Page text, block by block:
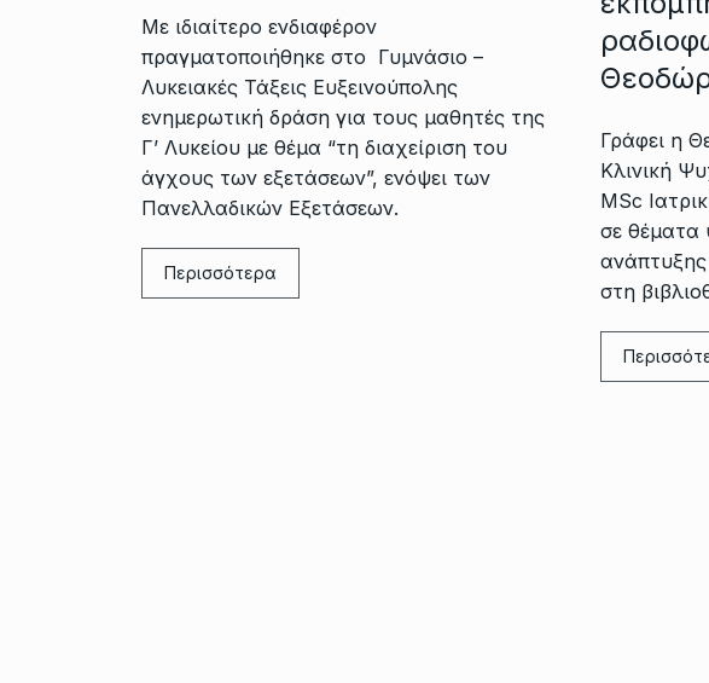
Με ιδιαίτερο ενδιαφέρον
πραγματοποιήθηκε στο Γυμνάσιο –
Λυκειακές Τάξεις Ευξεινούπολης
ενημερωτική δράση για τους μαθητές της
Γ’ Λυκείου με θέμα “τη διαχείριση του
άγχους των εξετάσεων”, ενόψει των
Πανελλαδικών Εξετάσεων.
Περισσότερα
Γράφει η
Κλινική
MSc
σε θέματα
στη